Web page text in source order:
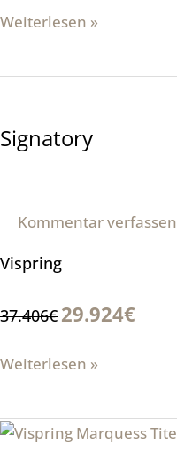
Weiterlesen »
Signatory
Kommentar verfassen
Vispring
37.406€ 29.924€
Weiterlesen »
Marquess